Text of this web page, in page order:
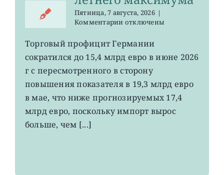
Пятница, 7 августа, 2026 |
Комментариик
EWG:
немецкий
экспорт
вырос
4-
летнего
отключены
Торговый профицит Германии
сократился до 15,4 млрд евро в июне 2026
г с пересмотренного в сторону
повышения показателя в 19,3 млрд евро
в мае, что ниже прогнозируемых 17,4
млрд евро, поскольку импорт вырос
больше, чем [...]